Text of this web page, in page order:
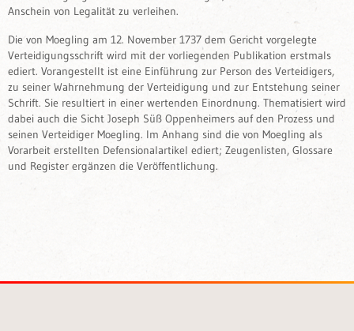
Anschein von Legalität zu verleihen.
Die von Moegling am 12. November 1737 dem Gericht vorgelegte
Verteidigungsschrift wird mit der vorliegenden Publikation erstmals
ediert. Vorangestellt ist eine Einführung zur Person des Verteidigers,
zu seiner Wahrnehmung der Verteidigung und zur Entstehung seiner
Schrift. Sie resultiert in einer wertenden Einordnung. Thematisiert wird
dabei auch die Sicht Joseph Süß Oppenheimers auf den Prozess und
seinen Verteidiger Moegling. Im Anhang sind die von Moegling als
Vorarbeit erstellten Defensionalartikel ediert; Zeugenlisten, Glossare
und Register ergänzen die Veröffentlichung.